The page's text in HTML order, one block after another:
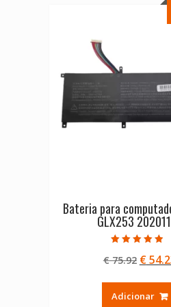
Bateria para
GLX253
4.50
de 5
€75.92 O
original
€
Adicionar